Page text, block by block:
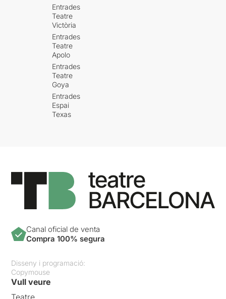
Entrades
Teatre
Victòria
Entrades
Teatre
Apolo
Entrades
Teatre
Goya
Entrades
Espai
Texas
Canal oficial de venta
Compra 100% segura
Disseny i programació:
Copymouse
Vull veure